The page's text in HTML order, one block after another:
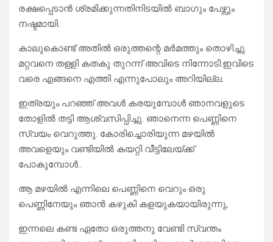
രക്ഷപ്പെടാൻ ശ്രമിക്കുന്നതിനിടയിൽ ബാഗും പേഴ്സും
നഷ്ടമായി.
കാലുകൊണ്ട് അതിൽ ഒരുത്തന്റെ മർമത്തും തൊഴിച്ചു.
മറ്റവനെ തള്ളി കതകു തുറന്ന് അവിടെ നിന്നോടി.ഇവിടെ
വരെ എങ്ങനെ എത്തി എന്നുപോലും അറിയില്ല.
ഇത്രയും പറഞ്ഞ് അവൾ കരയുമ്പോൾ ഞാനവളുടെ
തോളിൽ തട്ടി ആശ്വസിപ്പിച്ചു. ഞാനെന്ന പെണ്ണിനെ
സ്വയം വെറുത്തു. കോരിച്ചൊരിയുന്ന മഴയിൽ
അവളെയും വണ്ടിയിൽ കയറ്റി വീട്ടിലേയ്ക്ക്
പോകുമ്പോൾ..
ആ മഴയിൽ എന്നിലെ പെണ്ണിനെ വെറും ഒരു
പെണ്ണിനേയും ഞാൻ കഴുകി കളയുകയായിരുന്നു,
ഇന്നലെ കണ്ട ഏതോ ഒരുത്തനു വേണ്ടി സ്വന്തം